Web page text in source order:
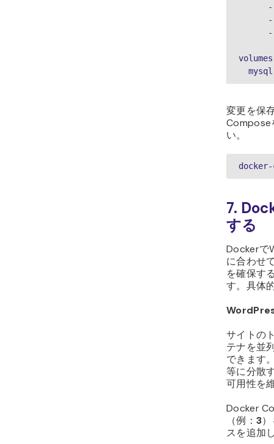
変更を保
Compose
い。
docker-
7.
する
Dockerで
に合わせ
を確保す
す。具体
サイトの
テナを並
できます
等に分散
可用性を
Docker
（例： 3
スを追加